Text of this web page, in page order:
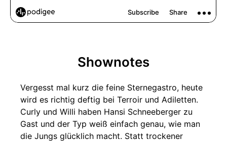
Shownotes
Vergesst mal kurz die feine Sternegastro, heute
wird es richtig deftig bei Terroir und Adiletten.
Curly und Willi haben Hansi Schneeberger zu
Gast und der Typ weiß einfach genau, wie man
die Jungs glücklich macht. Statt trockener